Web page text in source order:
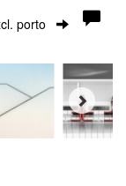
porto